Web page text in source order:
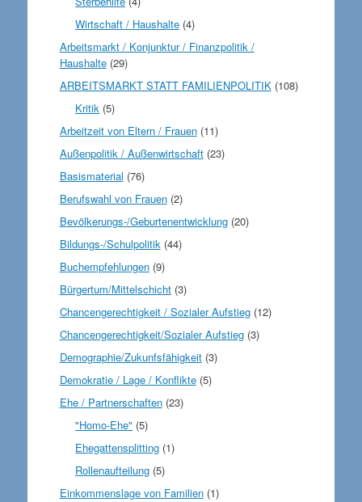
Wirtschaft / Haushalte (4)
Arbeitsmarkt / Konjunktur / Finanzpolitik /
Haushalte(29)
ARBEITSMARKT STATT FAMILIENPOLITIK(108)
Kritik (5)
Arbeitzeit von Eltern / Frauen(11)
Außenpolitik / Außenwirtschaft(23)
Basismaterial (76)
Berufswahl von Frauen(2)
Bevölkerungs-/Geburtenentwicklung(20)
Bildungs-/Schulpolitik(44)
Buchempfehlungen(9)
Bürgertum/Mittelschicht(3)
Chancengerechtigkeit / Sozialer Aufstieg(12)
Chancengerechtigkeit/Sozialer Aufstieg(3)
Demographie/Zukunfsfähigkeit(3)
Demokratie / Lage / Konflikte(5)
Ehe / Partnerschaften(23)
"Homo-Ehe" (5)
Ehegattensplitting (1)
Rollenaufteilung (5)
Einkommenslage von Familien(1)